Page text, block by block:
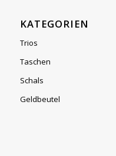
KATEGORIEN
Trios
Taschen
Schals
Geldbeutel